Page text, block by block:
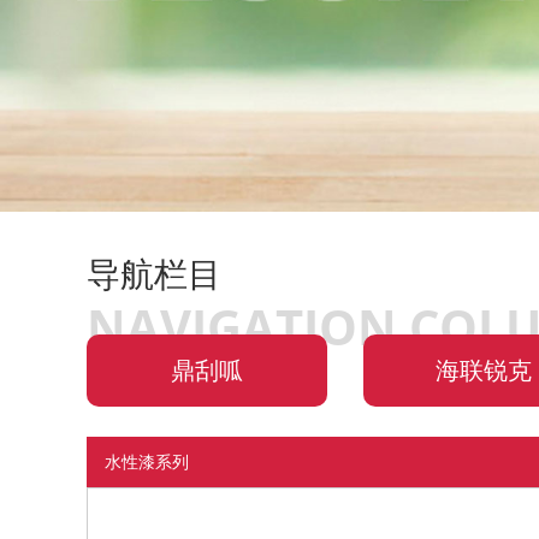
导航栏目
NAVIGATION
鼎刮呱 海联锐克
水性漆系列